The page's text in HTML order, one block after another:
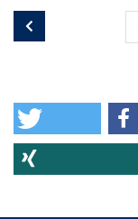
Seite
2